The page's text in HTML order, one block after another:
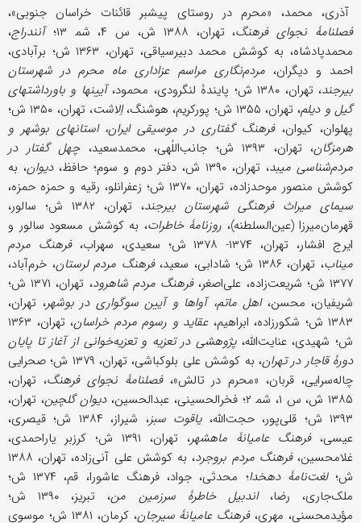
آذری، محمد، «محرم در روستای پیشبر قائنات خراسان جنوبی»،
فصلنامۀ نجوای فرهنگ، تهران، ۱۳۸۸ ش، س ۴، شم‍ ۱۳؛ آنندراج،
محمدپادشاه، به کوشش محمد دبیرسیاقی، تهران، ۱۳۶۳ ش؛ برآبادی،
احمد و دیگران، مردم‌نگاری مراسم عزاداری ماه محرم در شهرستان
بیرجند، تهران، ۱۳۸۰ ش؛ پایندۀ لنگرودی، محمود،
آیینها و باورداشتهای
گیل و دیلم، تهران، ۱۳۵۵ ش؛ پورکریم، هوشنگ، اِلاشت
، تهران، ۱۳۵۰ ش؛
پهلوان، کیوان،فرهنگ گفتاری در موسیقی ایران، استانهای بوشهر و
هرمزگان، تهران، ۱۳۹۳ ش؛ جانب‌اللٰهی، محمدسعید،
چهل گفتار در
مردم‌شناسی میبد، تهران، ۱۳۹۰ ش، دفتر دوم و سوم؛ حافظ، دیوان، به
کوشش منصور موحدزاده، تهران، ۱۳۷۰ ش؛ زعفرانلو، رقیه و حمزه حمزه،
سیمای میراث فرهنگی شهرستان بیرجند
، تهران، ۱۳۸۲ ش؛ سالور،
قهرمان‌میرزا (عین‌السلطنه)، روزنامۀ خاطرات، به کوشش مسعود سالور و
ایرج افشار، تهران، ۱۳۷۴- ۱۳۷۸ ش؛ سعیدی، سهراب،
فرهنگ مردم
میناب، تهران، ۱۳۸۶ ش؛ شادابی، سعید، فرهنگ مردم لرستان، خرم‌آباد،
۱۳۷۷ ش؛ شریعت‌زاده، علی‌اصغر،
فرهنگ مردم شاهرود
، تهران، ۱۳۷۱ ش؛
شریفیان، محسن، اهل ماتم، آواها و آیین سوگواری در بوشهر، تهران،
۱۳۸۳ ش؛ شکورزاده، ابراهیم،
عقاید و رسوم مردم خراسان
، تهران، ۱۳۶۳
ش؛ شهیدی، عنایت‌الله،پژوهشی در تعزیه و تعزیه‌خوانی از آغاز تا پایان
دورۀ قاجار در تهران
، به کوشش علی بلوکباشی، تهران، ۱۳۷۹ ش؛ صحرایی
چاله‌سرایی، قربان، «محرم در تالش»، فصلنامۀ نجوای فرهنگ، تهران،
۱۳۸۵ ش، س ۱، شم‍ ۲؛ فخرالحسینی، عبدالحسین،
دیوان گلچین، تهران،
۱۳۹۳ ش؛ قلی‌پور، حجت‌الله،
یاقوت سبز
، شیراز، ۱۳۸۴ ش؛ قیصری،
عیسى،فرهنگ عامیانۀ ماهشهر
، تهران، ۱۳۹۱ ش؛ کرزبر یاراحمدی،
غلامحسین، فرهنگ مردم بروجرد
، به کوشش علی آنی‌زاده، تهران، ۱۳۸۸
ش؛ لغت‌نامۀ دهخدا
؛ محدثی، جواد، فرهنگ عاشورا، قم، ۱۳۷۴ ش؛
ملک‌جاری، رضا، اندبیل خاطرۀ سرزمین من
، تبریز، ۱۳۹۰ ش؛
مؤیدمحسنی، مهری، فرهنگ عامیانۀ سیرجان
، کرمان، ۱۳۸۱ ش؛ موسوی